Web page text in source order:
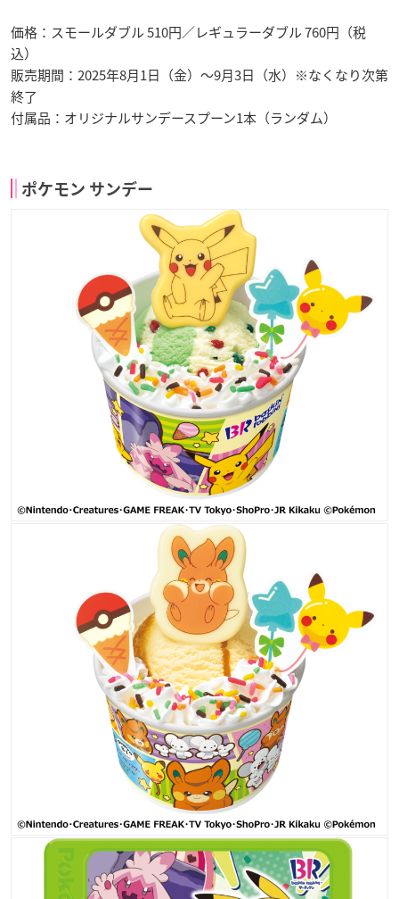
価格：スモールダブル 510円／レギュラーダブル 760円（税
込）
販売期間：2025年8月1日（金）～9月3日（水）※なくなり次第
終了
付属品：オリジナルサンデースプーン1本（ランダム）
ポケモン サンデー